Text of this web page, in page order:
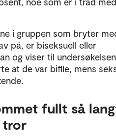
i gruppen som bryter
på, er biseksuell eller
og viser til
at de var bifile, mens
fullt så
tror